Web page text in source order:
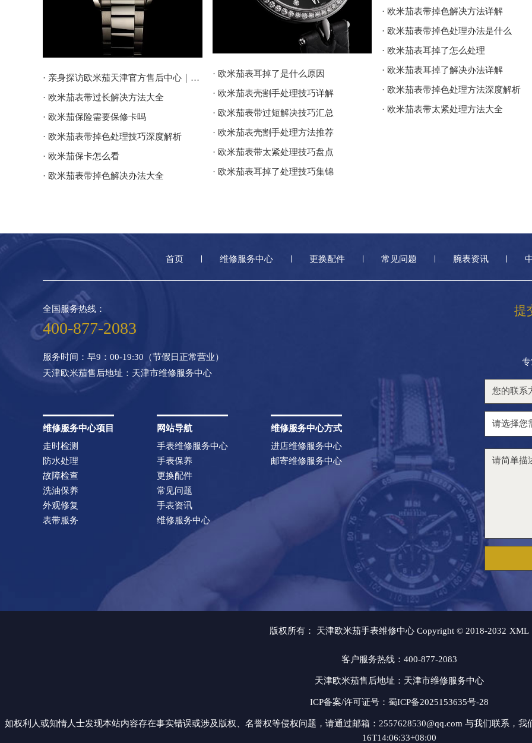
· 亲身探访欧米茄天津官方售后中心｜地址报修全流程真实经历（2026年6月最新）
· 欧米茄表带过长解决方法大全
· 欧米茄保险需要保修卡吗
· 欧米茄表带掉色处理技巧深度解析
· 欧米茄保卡怎么看
· 欧米茄表带掉色解决办法大全
· 欧米茄表耳掉了是什么原因
· 欧米茄表壳割手处理技巧详解
· 欧米茄表带过短解决技巧汇总
· 欧米茄表壳割手处理方法推荐
· 欧米茄表带太紧处理技巧盘点
· 欧米茄表耳掉了处理技巧集锦
· 欧米茄表带掉色解决方法详解
· 欧米茄表带掉色处理办法是什么
· 欧米茄表耳掉了怎么处理
· 欧米茄表耳掉了解决办法详解
· 欧米茄表带掉色处理方法深度解析
· 欧米茄表带太紧处理方法大全
首页 维修服务中心 更换配件 常见问题 腕表资讯
提
全国服务热线：
400-877-2083
服务时间：早9：00-19:30（节假日正常营业）
天津欧米茄售后地址：天津市维修服务中心
维修服务中心项目
走时检测
防水处理
故障检查
洗油保养
外观修复
表带服务
网站导航
手表维修服务中心
手表保养
更换配件
常见问题
手表资讯
维修服务中心
维修服务中心方式
进店维修服务中心
邮寄维修服务中心
版权所有： 天津欧米茄手表维修中心 Copyright © 2018-2032 XML
客户服务热线：400-877-2083
天津欧米茄售后地址：天津市维修服务中心
ICP备案/许可证号：蜀ICP备2025153635号-28
如权利人或知情人士发现本站内容存在事实错误或涉及版权、名誉权等侵权问题，请通过邮箱：2557628530@qq.com 与我们联系，
16T14:06:33+08:00